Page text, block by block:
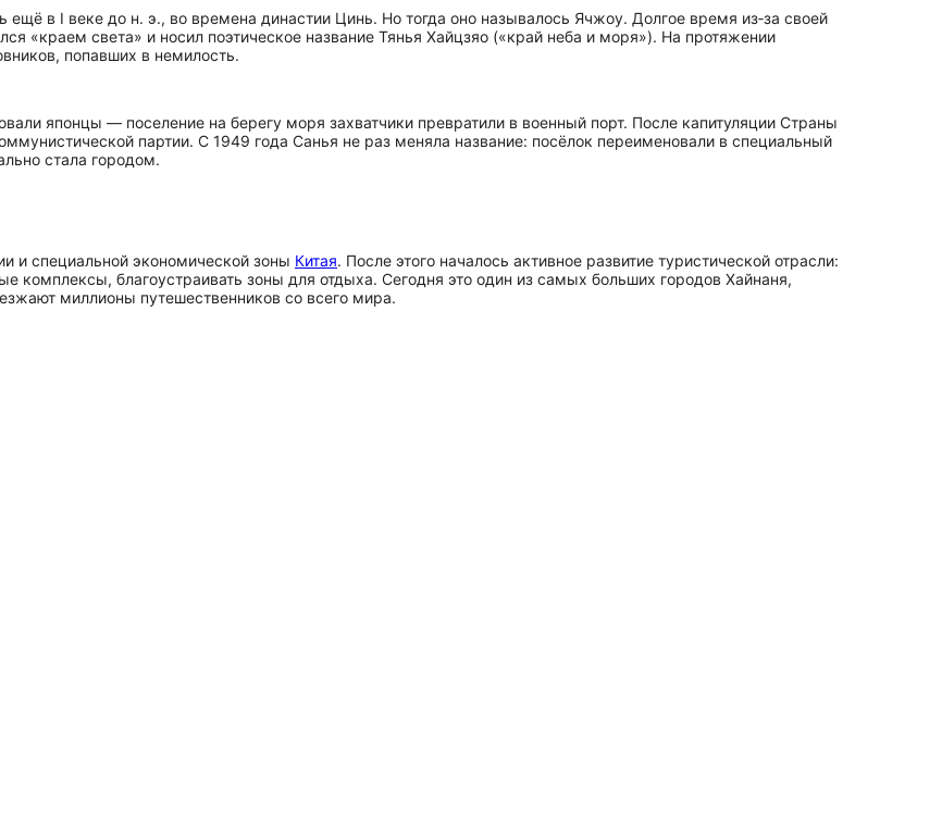
ещё в I веке до н. э., во времена династии Цинь. Но тогда оно называлось Ячжоу. Долгое время из‑за своей
«краем света» и носил поэтическое название Тянья Хайцзяо («край неба и моря»). На протяжении
попавших в немилость.
японцы — поселение на берегу моря захватчики превратили в военный порт. После капитуляции Страны
партии. С 1949 года Санья не раз меняла название: посёлок переименовали в специальный
стала городом.
и специальной экономической зоны Китая. После этого началось активное развитие туристической отрасли:
комплексы, благоустраивать зоны для отдыха. Сегодня это один из самых больших городов Хайнаня,
миллионы путешественников со всего мира.